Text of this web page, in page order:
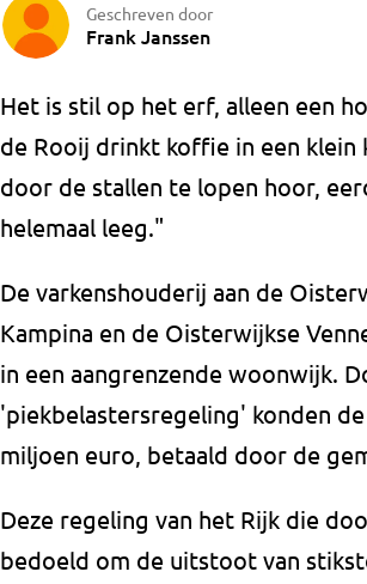
Geschreven door
Frank Janssen
Het is stil op het erf, alleen een
de Rooij drinkt koffie in een
door de stallen te lopen hoor,
helemaal leeg."
De varkenshouderij aan de
Kampina en de Oisterwijkse
in een aangrenzende woonwijk.
'piekbelastersregeling' konden
miljoen euro, betaald door de
Deze regeling van het Rijk die
bedoeld om de uitstoot van